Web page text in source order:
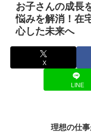
お子さんの成長
悩みを解消！在
心した未来へ
X
LINE
理想の仕事